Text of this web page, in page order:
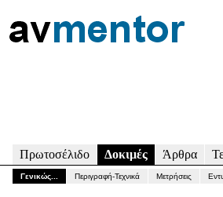
Πρωτοσέλιδο Δοκιμές Άρθρα
Γενικώς... Περιγραφή-Τεχνικά Μετρήσεις